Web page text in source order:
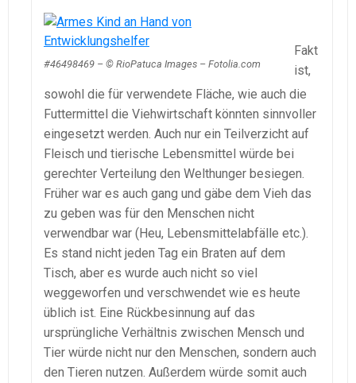
#46498469 – © RioPatuca Images – Fotolia.com
Fakt
ist,
sowohl die für verwendete Fläche, wie auch die
Futtermittel die Viehwirtschaft könnten sinnvoller
eingesetzt werden. Auch nur ein Teilverzicht auf
Fleisch und tierische Lebensmittel würde bei
gerechter Verteilung den Welthunger besiegen.
Früher war es auch gang und gäbe dem Vieh das
zu geben was für den Menschen nicht
verwendbar war (Heu, Lebensmittelabfälle etc.).
Es stand nicht jeden Tag ein Braten auf dem
Tisch, aber es wurde auch nicht so viel
weggeworfen und verschwendet wie es heute
üblich ist. Eine Rückbesinnung auf das
ursprüngliche Verhältnis zwischen Mensch und
Tier würde nicht nur den Menschen, sondern auch
den Tieren nutzen. Außerdem würde somit auch